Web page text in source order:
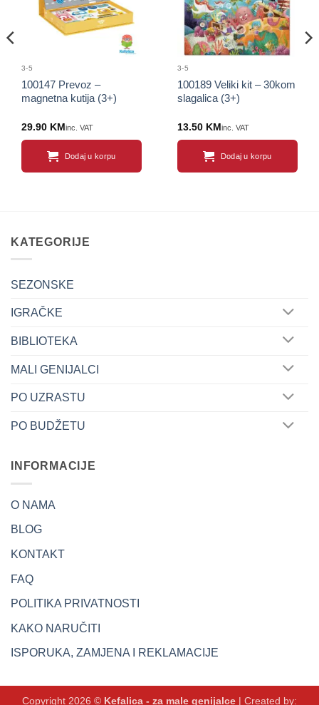
3-5
100147 Prevoz –
magnetna kutija (3+)
29.90 KM inc. VAT
Dodaj u korpu
3-5
100189 Veliki kit – 30kom
slagalica (3+)
13.50 KM inc. VAT
Dodaj u korpu
KATEGORIJE
SEZONSKE
IGRAČKE
BIBLIOTEKA
MALI GENIJALCI
PO UZRASTU
PO BUDŽETU
INFORMACIJE
O NAMA
BLOG
KONTAKT
FAQ
POLITIKA PRIVATNOSTI
KAKO NARUČITI
ISPORUKA, ZAMJENA I REKLAMACIJE
Copyright 2026 © Kefalica - za male genijalce | Created by: